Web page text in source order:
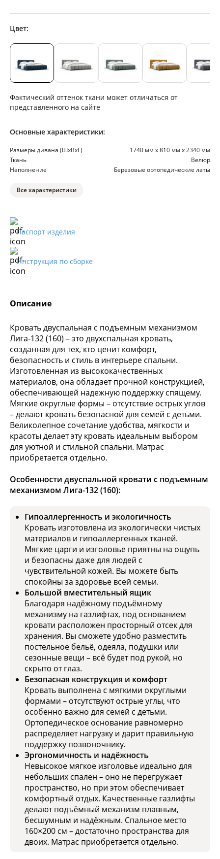
Описание
Кровать двуспальная с подъемным механизмом
Лига-132 (160) – это двухспальная кровать,
созданная для тех, кто ценит комфорт,
безопасность и стиль в интерьере спальни.
Изготовленная из высококачественных
материалов, она обладает прочной конструкцией,
обеспечивающей надежную поддержку спящему.
Мягкие округлые формы – отсутствие острых углов
– делают кровать безопасной для семей с детьми.
Великолепное сочетание удобства, мягкости и
красоты делает эту кровать идеальным выбором
для уютной и стильной спальни. Матрас
приобретается отдельно.
Особенности двуспальной кровати с подъемным
механизмом Лига-132 (160):
Гипоаллергенность и экологичность
Кровать изготовлена из экологически чистых
материалов и гипоаллергенных тканей.
Мягкие царги и изголовье приятны на ощупь
и безопасны даже для людей с
чувствительной кожей. Вы можете быть
спокойны за здоровье всей семьи.
Большой вместительный ящик
Благодаря надёжному подъёмному
механизму на газлифтах, под основанием
кровати расположен просторный отсек для
хранения. Вы сможете удобно разместить
постельное бельё, одеяла, подушки или
сезонные вещи – всё будет под рукой, но
скрыто от глаз.
Безопасная конструкция и комфорт
Кровать выполнена с мягкими округлыми
формами – отсутствуют острые углы, что
особенно важно для семей с детьми.
Ортопедическое основание равномерно
распределяет нагрузку и дарит правильную
поддержку позвоночнику.
Эргономичность и надёжность
Невысокое мягкое изголовье идеально для
небольших спален – оно не перегружает
пространство, но при этом обеспечивает
комфортный отдых. Качественные газлифты
делают подъёмный механизм плавным,
бесшумным и надёжным. Спальное место
160×200 см – достаточно пространства для
двоих. Матрас приобретается отдельно.
Цвет:
Фактический оттенок ткани может отличаться от
представленного на сайте
Основные характеристики:
Размеры дивана (ШхВхГ)
1740 мм х 810 мм х 2340 мм
Ткань
Велюр
Наполнение
Березовые ортопедические латы
Все характеристики
Паспорт изделия
Инструкция по сборке